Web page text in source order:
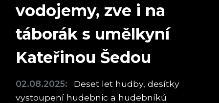
vodojemy, zve i na
táborák s umělkyní
Kateřinou Šedou
02.08.2025:
Deset let hudby, desítky
vystoupení hudebnic a hudebníků